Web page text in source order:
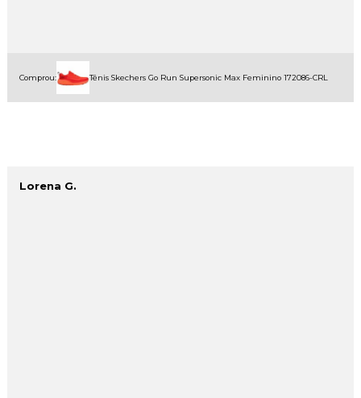
Comprou: Tênis Skechers Go Run Supersonic Max Feminino 172086-CRL
Lorena G.